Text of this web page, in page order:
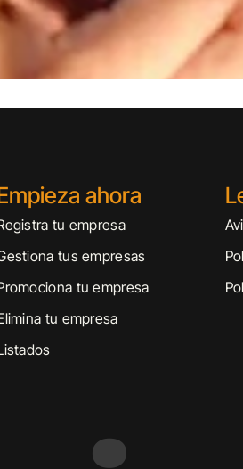
ahora
tu empresa
tus empresas
tu empresa
tu empresa